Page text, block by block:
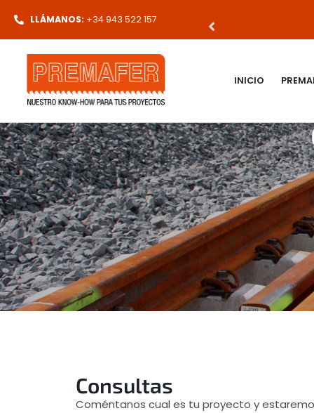
LLÁMANOS: +34 943 522 157
PEDIDO
INICIO
Consultas
Coméntanos cual es tu proyecto y